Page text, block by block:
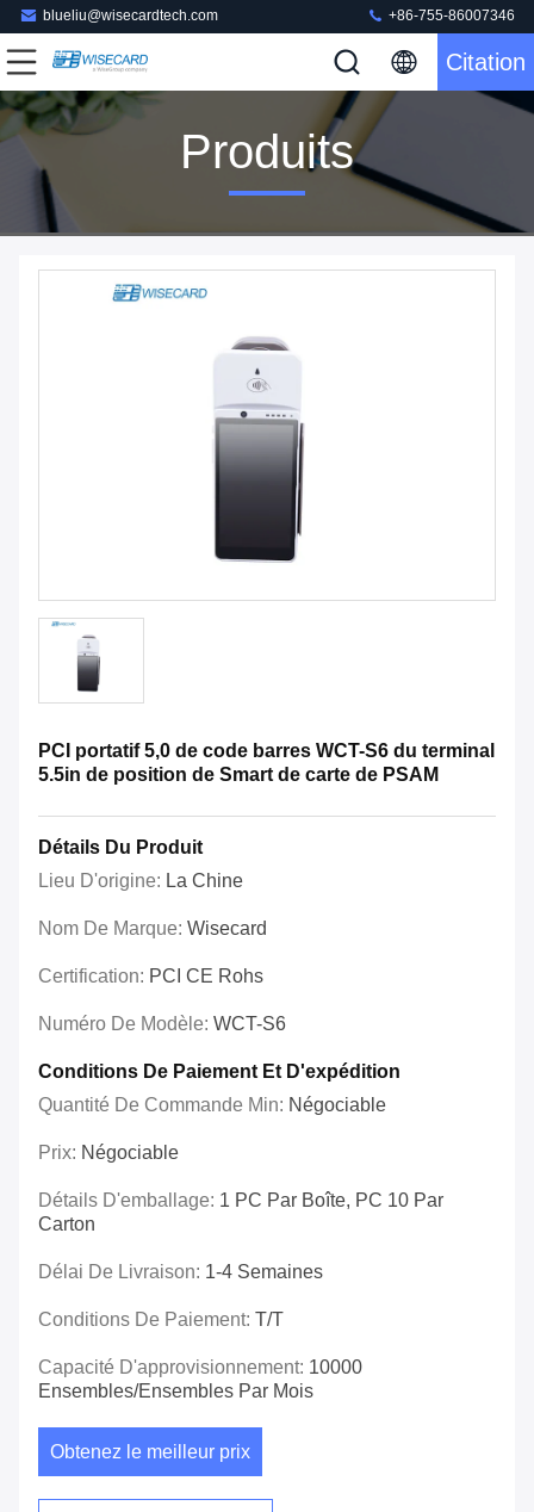
blueliu@wisecardtech.com +86-755-86007346
Citation
Produits
PCI portatif 5,0 de code barres WCT-S6 du terminal
5.5in de position de Smart de carte de PSAM
Détails Du Produit
Lieu D'origine: La Chine
Nom De Marque: Wisecard
Certification: PCI CE Rohs
Numéro De Modèle: WCT-S6
Conditions De Paiement Et D'expédition
Quantité De Commande Min: Négociable
Prix: Négociable
Détails D'emballage: 1 PC Par Boîte, PC 10 Par
Carton
Délai De Livraison: 1-4 Semaines
Conditions De Paiement: T/T
Capacité D'approvisionnement: 10000
Ensembles/ensembles Par Mois
Obtenez le meilleur prix